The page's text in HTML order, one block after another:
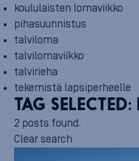
koululaisten lomaviikko
pihasuunnistus
talviloma
talvilomaviikko
talvirieha
tekemistä lapsiperheelle
TAG SELECTED:
2 posts found.
Clear search